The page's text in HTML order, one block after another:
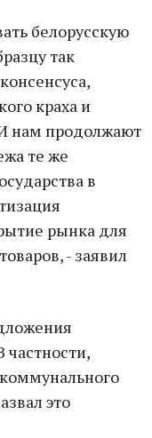
белорусскую
так
краха и
нам продолжают
те же
в
рынка для
- заявил
частности,
это